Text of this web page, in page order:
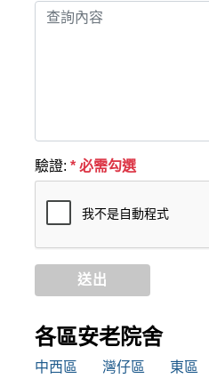
驗證: * 必需勾選
送出
各區安老院舍
中西區 灣仔區 東區